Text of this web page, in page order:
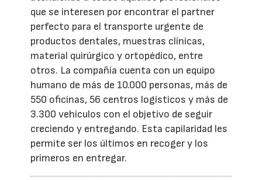
que se interesen por encontrar el partner
perfecto para el transporte urgente de
productos dentales, muestras clínicas,
material quirúrgico y ortopédico, entre
otros. La compañía cuenta con un equipo
humano de más de 10.000 personas, más de
550 oficinas, 56 centros logísticos y más de
3.300 vehículos con el objetivo de seguir
creciendo y entregando. Esta capilaridad les
permite ser los últimos en recoger y los
primeros en entregar.